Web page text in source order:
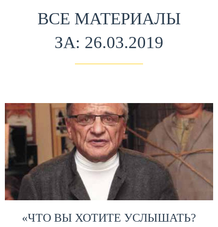
ВСЕ МАТЕРИАЛЫ
ЗА: 26.03.2019
«ЧТО ВЫ ХОТИТЕ УСЛЫШАТЬ?